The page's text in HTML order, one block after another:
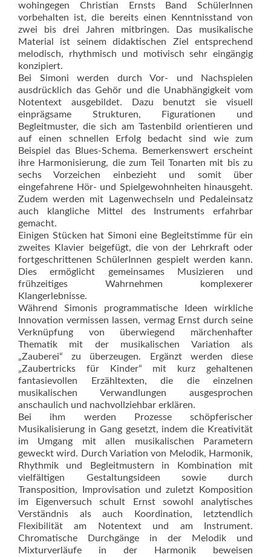
wohingegen Christian Ernsts Band SchülerInnen
vorbehalten ist, die bereits einen Kenntnisstand von
zwei bis drei Jahren mitbringen. Das musikalische
Material ist seinem didaktischen Ziel entsprechend
melodisch, rhythmisch und motivisch sehr eingängig
konzipiert.
Bei Simoni werden durch Vor- und Nachspielen
ausdrücklich das Gehör und die Unabhängigkeit vom
Notentext ausgebildet. Dazu benutzt sie visuell
einprägsame Strukturen, Figurationen und
Begleitmuster, die sich am Tastenbild orientieren und
auf einen schnellen Erfolg bedacht sind wie zum
Beispiel das Blues-Schema. Bemerkenswert erscheint
ihre Harmonisierung, die zum Teil Tonarten mit bis zu
sechs Vorzeichen einbezieht und somit über
eingefahrene Hör- und Spielgewohnheiten hinausgeht.
Zudem werden mit Lagenwechseln und Pedaleinsatz
auch klangliche Mittel des Instruments erfahrbar
gemacht.
Einigen Stücken hat Simoni eine Begleitstimme für ein
zweites Klavier beigefügt, die von der Lehrkraft oder
fortgeschrittenen SchülerInnen gespielt werden kann.
Dies ermöglicht gemeinsames Musizieren und
frühzeitiges Wahrnehmen komplexerer
Klangerlebnisse.
Während Simonis programmatische Ideen wirkliche
Innovation vermissen lassen, vermag Ernst durch seine
Verknüpfung von überwiegend märchenhafter
Thematik mit der musikalischen Variation als
„Zauberei“ zu überzeugen. Ergänzt werden diese
„Zaubertricks für Kinder“ mit kurz gehaltenen
fantasievollen Erzähltexten, die die einzelnen
musikalischen Verwandlungen ausgesprochen
anschaulich und nachvollziehbar erklären.
Bei ihm werden Prozesse schöpferischer
Musikalisierung in Gang gesetzt, indem die Kreativität
im Umgang mit allen musikalischen Parametern
geweckt wird. Durch Variation von Melodik, Harmonik,
Rhythmik und Begleitmustern in Kombination mit
vielfältigen Gestaltungsideen sowie durch
Transposition, Improvisation und zuletzt Komposition
im Eigenversuch schult Ernst sowohl analytisches
Verständnis als auch Koordination, letztendlich
Flexibilität am Notentext und am Instrument.
Chromatische Durchgänge in der Melodik und
Mixturverläufe in der Harmonik beweisen